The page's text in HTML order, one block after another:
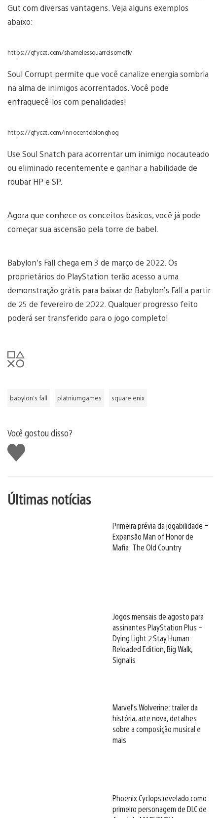
Gut com diversas vantagens. Veja alguns exemplos
abaixo:
https://gfycat.com/shamelessquarrelsomefly
Soul Corrupt permite que você canalize energia sombria
na alma de inimigos acorrentados. Você pode
enfraquecê-los com penalidades!
https://gfycat.com/innocentoblonghog
Use Soul Snatch para acorrentar um inimigo nocauteado
ou eliminado recentemente e ganhar a habilidade de
roubar HP e SP.
Agora que conhece os conceitos básicos, você já pode
começar sua ascensão pela torre de babel.
Babylon’s Fall chega em 3 de março de 2022. Os
proprietários do PlayStation terão acesso a uma
demonstração grátis para baixar de Babylon’s Fall a partir
de 25 de fevereiro de 2022. Qualquer progresso feito
poderá ser transferido para o jogo completo!
babylon’s fall platniumgames square enix
Você gostou disso?
Curtir
Últimas notícias
Primeira prévia da jogabilidade –
Expansão Man of Honor de
Mafia: The Old Country
Jogos mensais de agosto para
assinantes PlayStation Plus –
Dying Light 2 Stay Human:
Reloaded Edition, Big Walk,
Signalis
Marvel’s Wolverine: trailer da
história, arte nova, detalhes
sobre a composição musical e
mais
Phoenix Cyclops revelado como
primeiro personagem de DLC de